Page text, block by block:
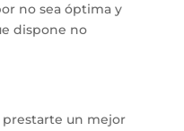
no sea óptima y
dispone no
un mejor